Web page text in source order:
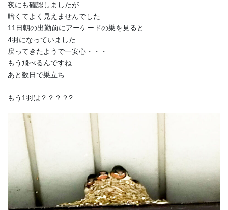
夜にも確認しましたが
暗くてよく見えませんでした
11日朝の出勤前にアーケードの巣を見ると
4羽になっていました
戻ってきたようで一安心・・・
もう飛べるんですね
あと数日で巣立ち
もう1羽は？？？？?